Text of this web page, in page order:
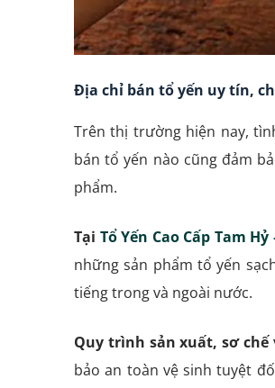
Địa chỉ bán tổ yến uy tín,
Trên thị trường hiện nay,
bán tổ yến nào cũng đảm
phẩm.
Tại Tổ Yến Cao Cấp Tam
những sản phẩm tổ yến
tiếng trong và ngoài nước.
Quy trình sản xuất, sơ
bảo an toàn vệ sinh tuyệt